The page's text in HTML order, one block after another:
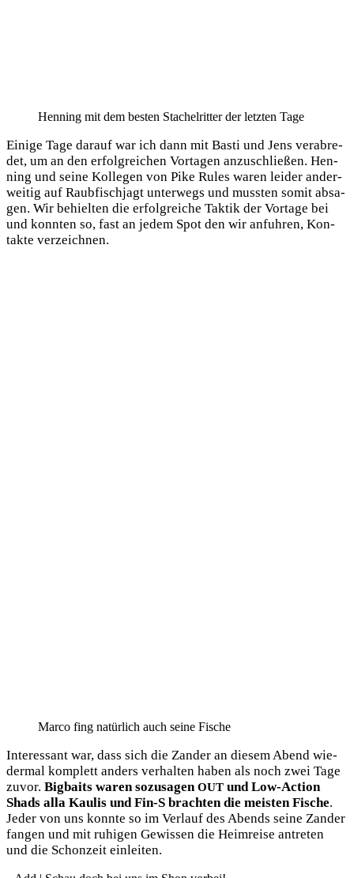
Hen­ning mit dem bes­ten Sta­chel­rit­ter der letz­ten Tage
Eini­ge Tage dar­auf war ich dann mit Bas­ti und Jens ver­ab­re­
det, um an den erfolg­rei­chen Vor­ta­gen anzu­schlie­ßen. Hen­
ning und sei­ne Kol­le­gen von Pike Rules waren lei­der ander­
wei­tig auf Raub­fisch­jagt unter­wegs und muss­ten somit absa­
gen. Wir behiel­ten die erfolg­rei­che Tak­tik der Vor­ta­ge bei
und konn­ten so, fast an jedem Spot den wir anfuh­ren, Kon­
tak­te verzeichnen.
Mar­co fing natür­lich auch sei­ne Fische
Inter­es­sant war, dass sich die Zan­der an die­sem Abend wie­
der­mal kom­plett anders ver­hal­ten haben als noch zwei Tage
zuvor. Big­baits waren sozu­sa­gen OUT und Low-Action
Shads alla Kau­lis und Fin‑S brach­ten die meis­ten Fische.
Jeder von uns konn­te so im Ver­lauf des Abends sei­ne Zan­der
fan­gen und mit ruhi­gen Gewis­sen die Heim­rei­se antre­ten
und die Schon­zeit einleiten.